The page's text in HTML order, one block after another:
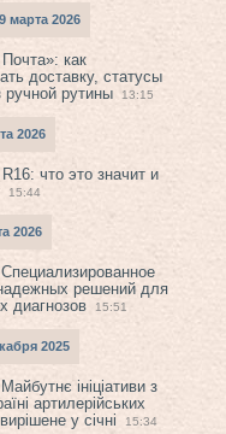
марта 2026
как
доставку, статусы
ручной рутины
13:15
2026
что это значит и
15:44
2026
решений для
диагнозов
15:51
2025
ініціативи з
артилерійських
у січні
15:34